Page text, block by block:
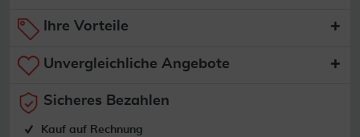
Ihre Vorteile
Unvergleichliche Angebote
Sicheres Bezahlen
Kauf auf Rechnung